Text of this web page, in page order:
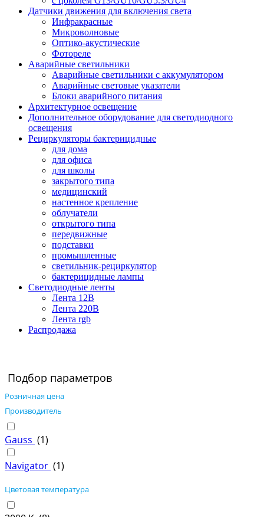
Датчики движения для включения света
Инфракрасные
Микроволновые
Оптико-акустические
Фотореле
Аварийные светильники
Аварийные светильники с аккумулятором
Аварийные световые указатели
Блоки аварийного питания
Архитектурное освещение
Дополнительное оборудование для светодиодного
освещения
Рециркуляторы бактерицидные
для дома
для офиса
для школы
закрытого типа
медицинский
настенное крепление
облучатели
открытого типа
передвижные
подставки
промышленные
светильник-рециркулятор
бактерицидные лампы
Светодиодные ленты
Лента 12В
Лента 220В
Лента rgb
Распродажа
Подбор параметров
Розничная цена
Производитель
Gauss (1)
Navigator (1)
Цветовая температура